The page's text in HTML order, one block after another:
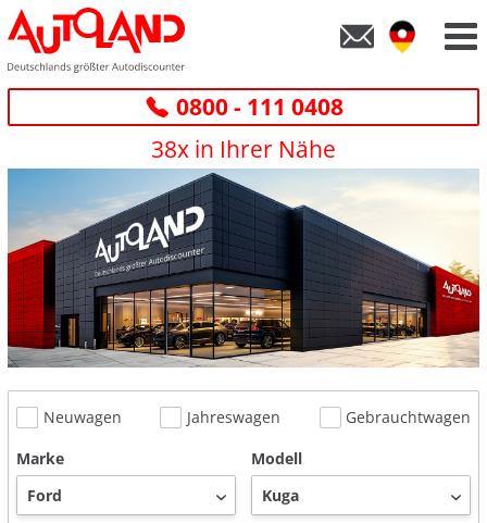
0800 - 111 0408
38x in Ihrer Nähe
Neuwagen Jahreswagen
Gebrauchtwagen
Marke
Modell